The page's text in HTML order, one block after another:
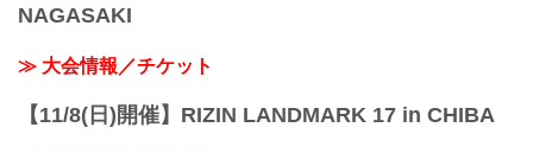
NAGASAKI
≫ 大会情報／チケット
【11/8(日)開催】RIZIN LANDMARK 17 in CHIBA